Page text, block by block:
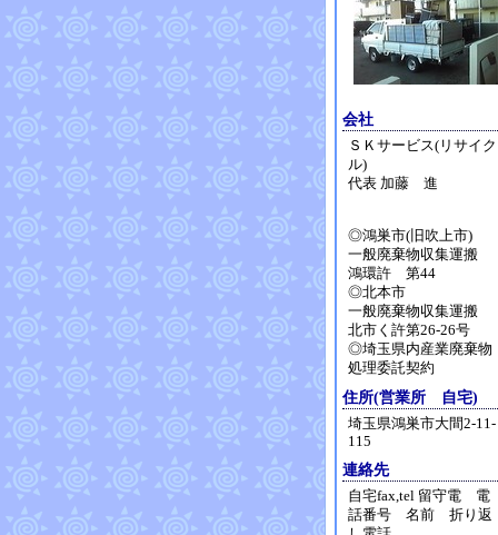
会社
ＳＫサービス(リサイク
ル)
代表 加藤 進
◎鴻巣市(旧吹上市)
一般廃棄物収集運搬
鴻環許 第44
◎北本市
一般廃棄物収集運搬
北市く許第26-26号
◎埼玉県内産業廃棄物
処理委託契約
住所(営業所 自宅)
埼玉県鴻巣市大間2-11-
115
連絡先
自宅fax,tel 留守電 電
話番号 名前 折り返